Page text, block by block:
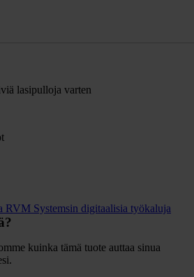
lasipulloja varten
RVM Systemsin digitaalisia työkaluja
kuinka tämä tuote auttaa sinua